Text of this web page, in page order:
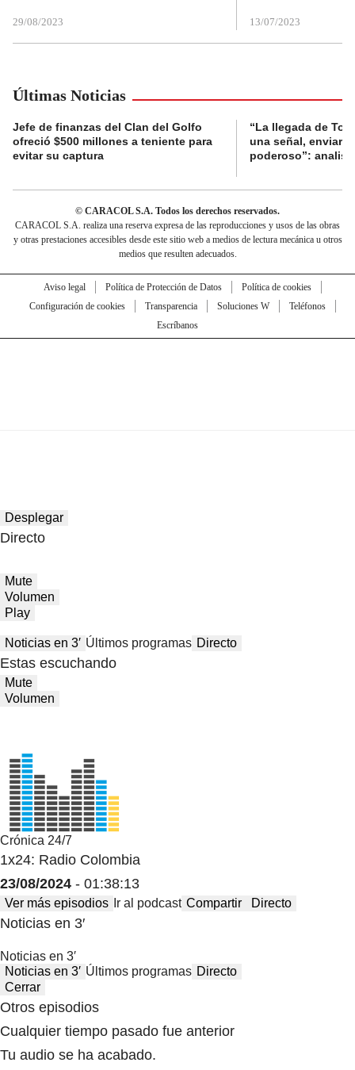
29/08/2023 13/07/2023
Últimas Noticias
Jefe de finanzas del Clan del Golfo
ofreció $500 millones a teniente para
evitar su captura
“La llegada de
una señal, enviar
poderoso”:
© CARACOL S.A. Todos los derechos reservados.
CARACOL S.A. realiza una reserva expresa de las reproducciones y usos de las obras
y otras prestaciones accesibles desde este sitio web a medios de lectura mecánica u otros
medios que resulten adecuados.
Aviso legal Política de Protección de Datos
Política de cookies
Configuración de cookies
Transparencia Soluciones W
Teléfonos
Escríbanos
Desplegar
Directo
Mute
Volumen
Play
Noticias en 3′ Últimos programas Directo
Estas escuchando
Mute
Volumen
Crónica 24/7
1x24: Radio Colombia
23/08/2024 - 01:38:13
Ver más episodios Ir al podcast Compartir Directo
Noticias en 3′
Noticias en 3′
Noticias en 3′ Últimos programas Directo
Cerrar
Otros episodios
Cualquier tiempo pasado fue anterior
Tu audio se ha acabado.